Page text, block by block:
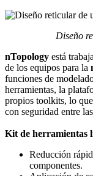
Diseño
nTopology está
de los equipos para la
funciones de
herramientas, la
propios toolkits, lo
con seguridad entre
Kit de herramientas
Reducción
componentes.